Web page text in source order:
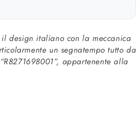
design italiano con la meccanica
un segnatempo tutto da
appartenente alla